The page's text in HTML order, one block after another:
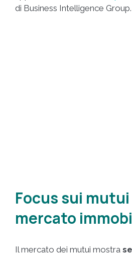
di Business Intelligence Group.
Focus sui
mercato
Il mercato dei mutui mostra